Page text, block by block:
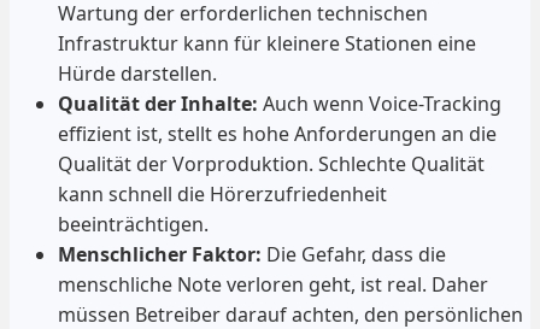
Wartung der erforderlichen technischen
Infrastruktur kann für kleinere Stationen eine
Hürde darstellen.
Qualität der Inhalte: Auch wenn Voice-Tracking
effizient ist, stellt es hohe Anforderungen an die
Qualität der Vorproduktion. Schlechte Qualität
kann schnell die Hörerzufriedenheit
beeinträchtigen.
Menschlicher Faktor: Die Gefahr, dass die
menschliche Note verloren geht, ist real. Daher
müssen Betreiber darauf achten, den persönlichen